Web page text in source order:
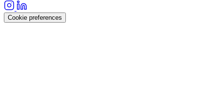
Cookie preferences